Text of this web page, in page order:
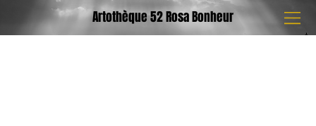
Artothèque 52 Rosa Bonheur